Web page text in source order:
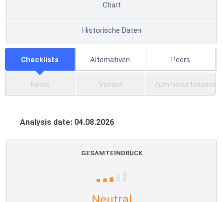
Chart
Historische Daten
Checklists Alternativen Peers
News Verlauf Zum herunterladen
Analysis date: 04.08.2026
GESAMTEINDRUCK